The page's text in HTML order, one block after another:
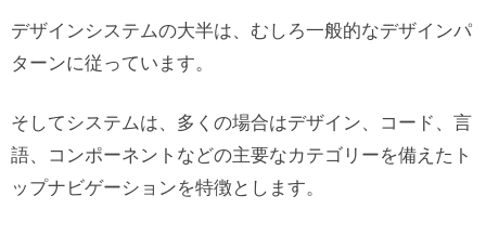
デザインシステムの大半は、むしろ一般的なデザインパ
ターンに従っています。
そしてシステムは、多くの場合はデザイン、コード、言
語、コンポーネントなどの主要なカテゴリーを備えたト
ップナビゲーションを特徴とします。